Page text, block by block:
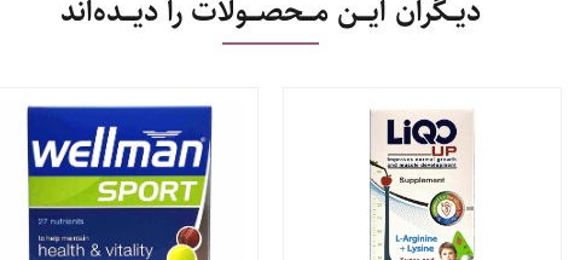
دیــگران ایـــن مـــحصـــولات را دیـــده‌اند